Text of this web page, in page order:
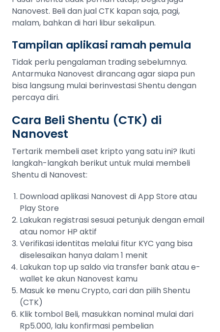
Nanovest. Beli dan jual CTK kapan saja, pagi,
malam, bahkan di hari libur sekalipun.
Tampilan aplikasi ramah pemula
Tidak perlu pengalaman trading sebelumnya.
Antarmuka Nanovest dirancang agar siapa pun
bisa langsung mulai berinvestasi Shentu dengan
percaya diri.
Cara Beli Shentu (CTK) di
Nanovest
Tertarik membeli aset kripto yang satu ini? Ikuti
langkah-langkah berikut untuk mulai membeli
Shentu di Nanovest:
Download aplikasi Nanovest di App Store atau
Play Store
Lakukan registrasi sesuai petunjuk dengan email
atau nomor HP aktif
Verifikasi identitas melalui fitur KYC yang bisa
diselesaikan hanya dalam 1 menit
Lakukan top up saldo via transfer bank atau e-
wallet ke akun Nanovest kamu
Masuk ke menu Crypto, cari dan pilih Shentu
(CTK)
Klik tombol Beli, masukkan nominal mulai dari
Rp5.000, lalu konfirmasi pembelian